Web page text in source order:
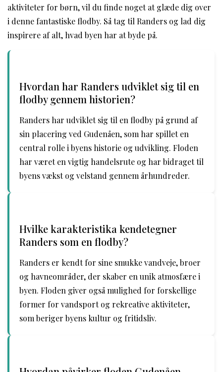
aktiviteter for børn, vil du finde noget at glæde dig over
i denne fantastiske flodby. Så tag til Randers og lad dig
inspirere af alt, hvad byen har at byde på.
Hvordan har Randers udviklet sig til en
flodby gennem historien?
Randers har udviklet sig til en flodby på grund af
sin placering ved Gudenåen, som har spillet en
central rolle i byens historie og udvikling. Floden
har været en vigtig handelsrute og har bidraget til
byens vækst og velstand gennem århundreder.
Hvilke karakteristika kendetegner
Randers som en flodby?
Randers er kendt for sine smukke vandveje, broer
og havneområder, der skaber en unik atmosfære i
byen. Floden giver også mulighed for forskellige
former for vandsport og rekreative aktiviteter,
som beriger byens kultur og fritidsliv.